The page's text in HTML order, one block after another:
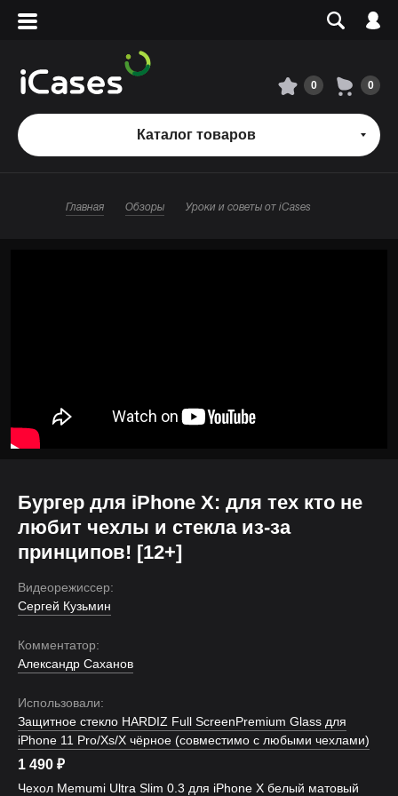
Вход
Сервисный центр
О магазине
0 0
Каталог товаров
Главная Обзоры Уроки и советы от iCases
Бургер для iPhone X: для тех кто не
любит чехлы и стекла из-за
принципов! [12+]
Видеорежиссер:
Сергей Кузьмин
Комментатор:
Александр Саханов
Использовали:
Защитное стекло HARDIZ Full ScreenPremium Glass для
iPhone 11 Pro/Xs/X чёрное (совместимо с любыми чехлами)
1 490 ₽
Чехол Memumi Ultra Slim 0.3 для iPhone X белый матовый